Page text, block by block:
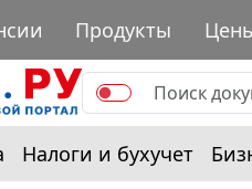
Продукты
Налоги и бухучет